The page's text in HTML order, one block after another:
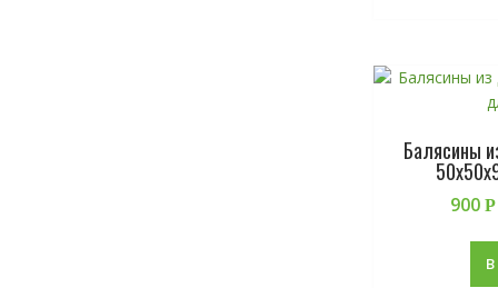
Балясины
900Р